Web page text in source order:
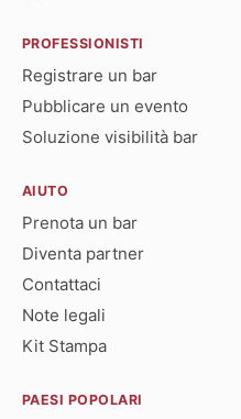
PROFESSIONISTI
Registrare un bar
Pubblicare un evento
Soluzione visibilità bar
AIUTO
Prenota un bar
Diventa partner
Contattaci
Note legali
Kit Stampa
PAESI POPOLARI